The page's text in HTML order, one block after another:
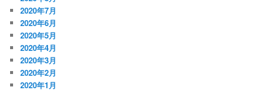
2020年7月
2020年6月
2020年5月
2020年4月
2020年3月
2020年2月
2020年1月